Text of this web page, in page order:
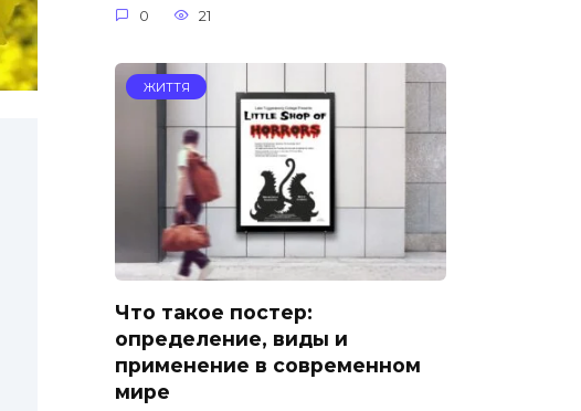
0 21
ЖИТТЯ
Что такое постер:
определение, виды и
применение в современном
мире